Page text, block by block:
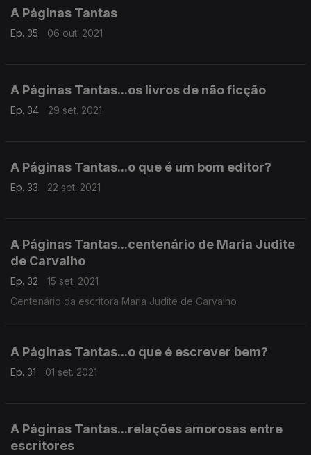
A Páginas Tantas
Ep. 35 06 out. 2021
A Páginas Tantas...os livros de não ficção
Ep. 34 29 set. 2021
A Páginas Tantas...o que é um bom editor?
Ep. 33 22 set. 2021
A Páginas Tantas...centenário de Maria Judite
de Carvalho
Ep. 32
15 set. 2021
Centenário da escritora Maria Judite de Carvalho
A Páginas Tantas...o que é escrever bem?
Ep. 31 01 set. 2021
A Páginas Tantas...relações amorosas entre
escritores